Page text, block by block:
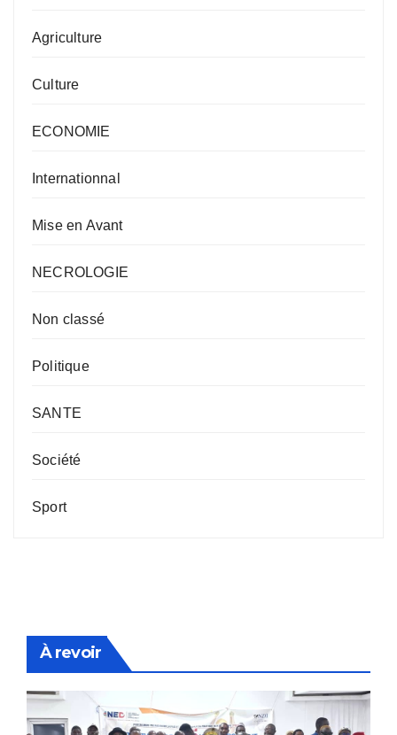
Agriculture
Culture
ECONOMIE
Internationnal
Mise en Avant
NECROLOGIE
Non classé
Politique
SANTE
Société
Sport
À revoir